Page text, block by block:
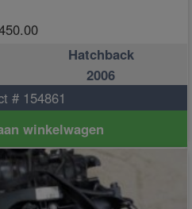
Hatchback
2006
# 154861
winkelwagen